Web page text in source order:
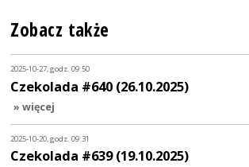
Zobacz także
2025-10-27, godz. 09:50
Czekolada #640 (26.10.2025)
» więcej
2025-10-20, godz. 09:31
Czekolada #639 (19.10.2025)